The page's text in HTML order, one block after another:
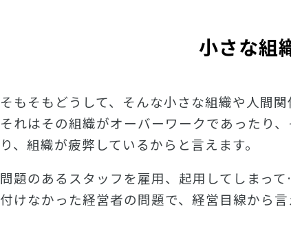
小さな組
そもそもどうして、そんな小さな組織や人間
それはその組織がオーバーワークであったり
り、組織が疲弊しているからと言えます。
問題のあるスタッフを雇用、起用してしまっ
付けなかった経営者の問題で、経営目線から